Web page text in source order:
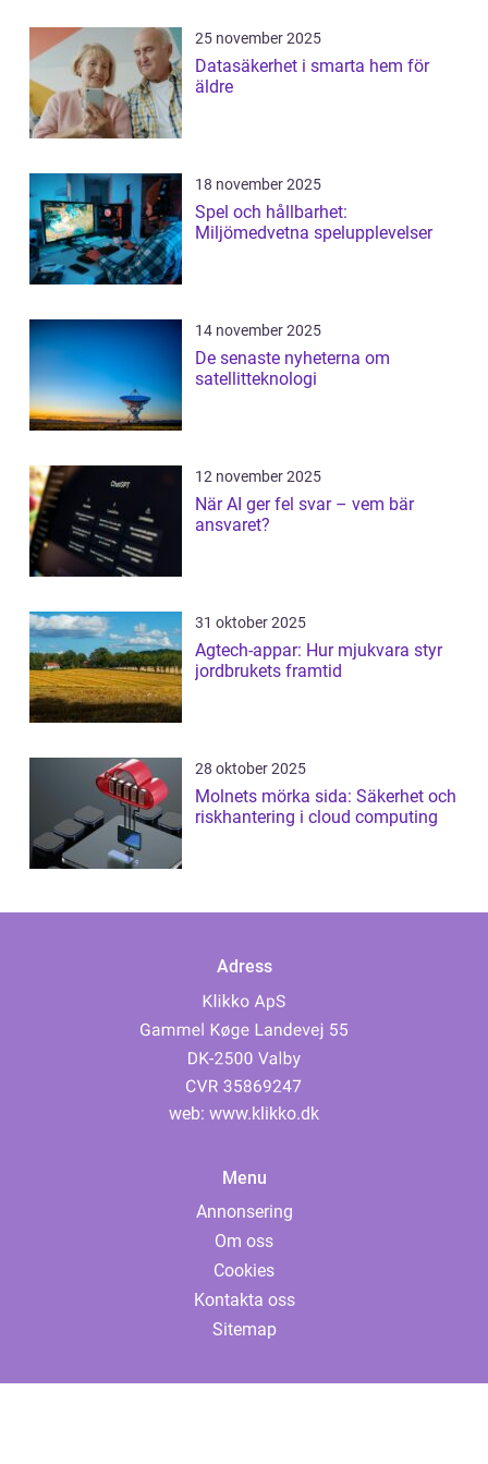
25 november 2025
Datasäkerhet i smarta hem för
äldre
18 november 2025
Spel och hållbarhet:
Miljömedvetna spelupplevelser
14 november 2025
De senaste nyheterna om
satellitteknologi
12 november 2025
När AI ger fel svar – vem bär
ansvaret?
31 oktober 2025
Agtech-appar: Hur mjukvara styr
jordbrukets framtid
28 oktober 2025
Molnets mörka sida: Säkerhet och
riskhantering i cloud computing
Adress
web: www.klikko.dk
Menu
Annonsering
Om oss
Cookies
Kontakta oss
Sitemap